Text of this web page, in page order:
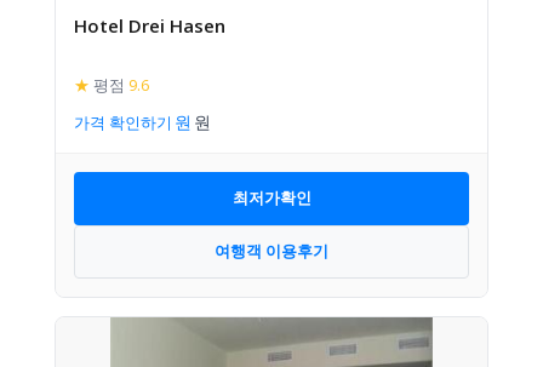
Hotel Drei Hasen
★ 평점 9.6
가격 확인하기
최저가확인
여행객 이용후기